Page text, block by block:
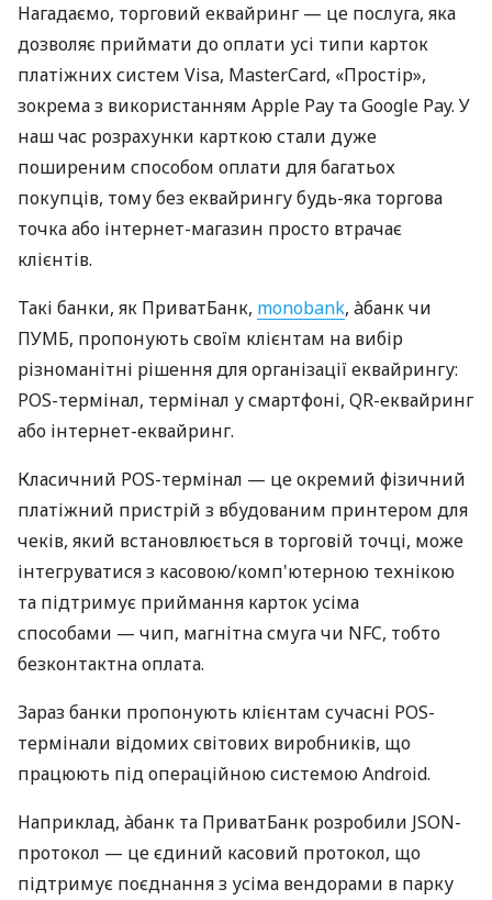
Нагадаємо, торговий еквайринг — це послуга, яка
дозволяє приймати до оплати усі типи карток
платіжних систем Visa, MasterCard, «Простір»,
зокрема з використанням Apple Pay та Google Pay. У
наш час розрахунки карткою стали дуже
поширеним способом оплати для багатьох
покупців, тому без еквайрингу будь-яка торгова
точка або інтернет-магазин просто втрачає
клієнтів.
Такі банки, як ПриватБанк, monobank, àбанк чи
ПУМБ, пропонують своїм клієнтам на вибір
різноманітні рішення для організації еквайрингу:
POS-термінал, термінал у смартфоні, QR-еквайринг
або інтернет-еквайринг.
Класичний POS-термінал — це окремий фізичний
платіжний пристрій з вбудованим принтером для
чеків, який встановлюється в торговій точці, може
інтегруватися з касовою/комп'ютерною технікою
та підтримує приймання карток усіма
способами — чип, магнітна смуга чи NFC, тобто
безконтактна оплата.
Зараз банки пропонують клієнтам сучасні POS-
термінали відомих світових виробників, що
працюють під операційною системою Android.
Наприклад, àбанк та ПриватБанк розробили JSON-
протокол — це єдиний касовий протокол, що
підтримує поєднання з усіма вендорами в парку